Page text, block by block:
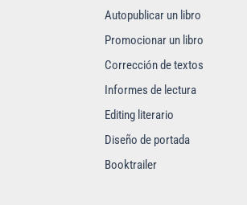
Autopublicar un libro
Promocionar un libro
Corrección de textos
Informes de lectura
Editing literario
Diseño de portada
Booktrailer